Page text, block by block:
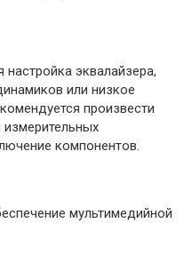
эквалайзера,
или низкое
произвести
компонентов.
мультимедийной